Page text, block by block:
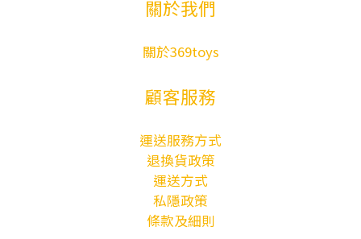
關於我們
關於369toys
顧客服務
運送服務方式
退換貨政策
運送方式
私隱政策
條款及細則